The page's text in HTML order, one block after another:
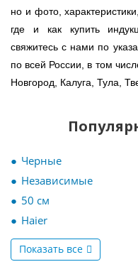
но и фото,
где и как купить
свяжитесь с нами по
по всей России, в том
Новгород, Калуга, Тула,
Черные
Независимые
50 см
Haier
Показать все